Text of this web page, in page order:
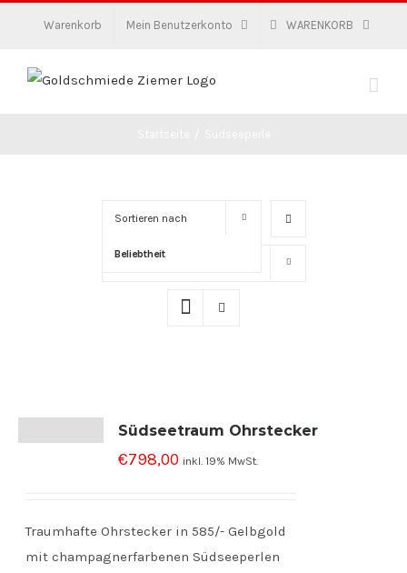
Warenkorb Mein Benutzerkonto WARENKORB
Sortieren nach
Beliebtheit
Südseetraum Ohrstecker
€798,00 inkl. 19% MwSt.
Traumhafte Ohrstecker in 585/- Gelbgold
mit champagnerfarbenen Südseeperlen